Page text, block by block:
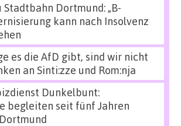
Stadtbahn Dortmund: „B-
kann nach Insolvenz
es die AfD gibt, sind wir nicht
an Sinti:zze und Rom:nja
Dunkelbunt:
begleiten seit fünf Jahren